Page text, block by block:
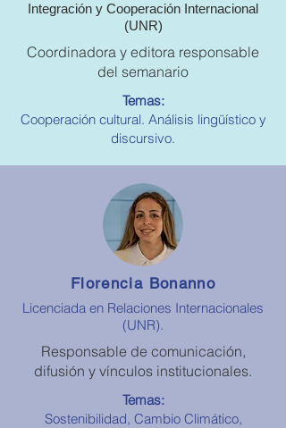
Integración y Cooperación Internacional
(UNR)
Coordinadora y editora responsable
del semanario
Temas:
Cooperación cultural. Análisis lingüístico y
discursivo.
Florencia Bonanno
Licenciada en Relaciones Internacionales
(UNR).
Responsable de comunicación,
difusión y vínculos institucionales.
Temas:
Sostenibilidad, Cambio Climático,